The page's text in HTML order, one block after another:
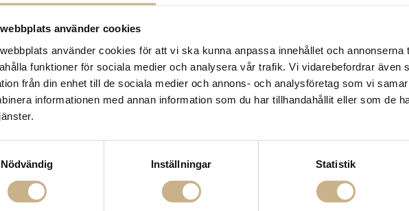
webbplats använder cookies
använder cookies för att vi ska kunna anpassa innehållet och annonserna
funktioner för sociala medier och analysera vår trafik. Vi vidarebefordrar även
från din enhet till de sociala medier och annons- och analysföretag som vi
informationen med annan information som du har tillhandahållit eller som de
Nödvändig
Inställningar Statistik
BESKRIVNING